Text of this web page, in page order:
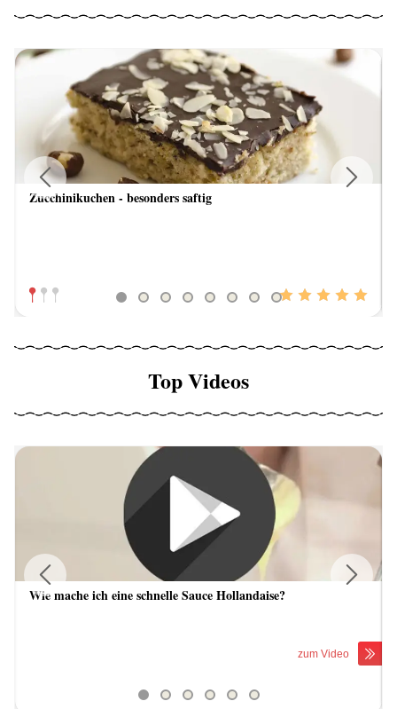
Zucchinikuchen - besonders saftig
Previous
Top Videos
Wie mache ich eine schnelle Sauce Hollandaise?
zum Video
Previous